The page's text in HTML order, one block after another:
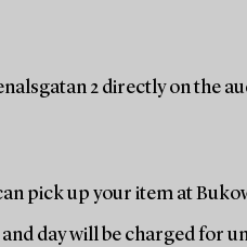
2 directly on the
pick up your item at
day will be charged for